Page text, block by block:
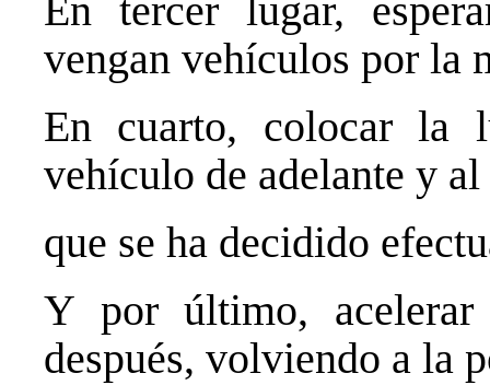
En tercer lugar,
vengan vehículos por la
En cuarto, colocar la
vehículo de adelante y al
que se ha decidido
Y por último,
después, volviendo a la